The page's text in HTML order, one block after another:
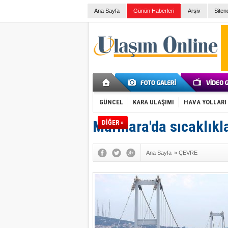
Ana Sayfa Günün Haberleri Arşiv
GÜNCEL KARA ULAŞIMI HAVA YOLLARI
DİĞER »
Marmara'da
Ana Sayfa » ÇEVRE